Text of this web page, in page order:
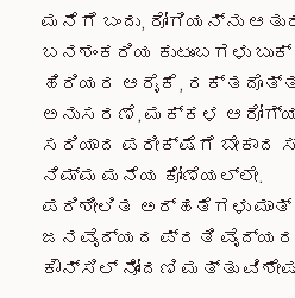
ಮನೆಗೆ ಬಂದು, ರೋಗಿಯನ್ನು
ಬನಶಂಕರಿಯ ಕುಟುಂಬಗಳು
ಹಿರಿಯರ ಆರೈಕೆ,
ಅನುಸರಣೆ, ಮಕ್ಕಳ
ಸರಿಯಾದ ಪರೀಕ್ಷೆಗೆ
ನಿಮ್ಮ ಮನೆಯ ಕೋಣೆಯಲ್ಲೇ.
ಪರಿಶೀಲಿತ ಅರ್ಹತೆಗಳು
ಜನವೈದ್ಯದ ಪ್ರತಿ
ಕೌನ್ಸಿಲ್ ನೋಂದಣಿ ಮತ್ತು